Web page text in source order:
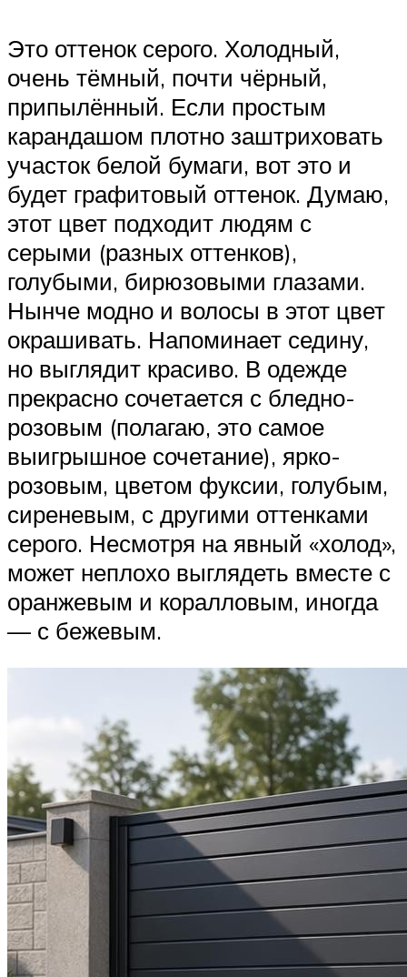
Это оттенок серого. Холодный,
очень тёмный, почти чёрный,
припылённый. Если простым
карандашом плотно заштриховать
участок белой бумаги, вот это и
будет графитовый оттенок. Думаю,
этот цвет подходит людям с
серыми (разных оттенков),
голубыми, бирюзовыми глазами.
Нынче модно и волосы в этот цвет
окрашивать. Напоминает седину,
но выглядит красиво. В одежде
прекрасно сочетается с бледно-
розовым (полагаю, это самое
выигрышное сочетание), ярко-
розовым, цветом фуксии, голубым,
сиреневым, с другими оттенками
серого. Несмотря на явный «холод»,
может неплохо выглядеть вместе с
оранжевым и коралловым, иногда
— с бежевым.